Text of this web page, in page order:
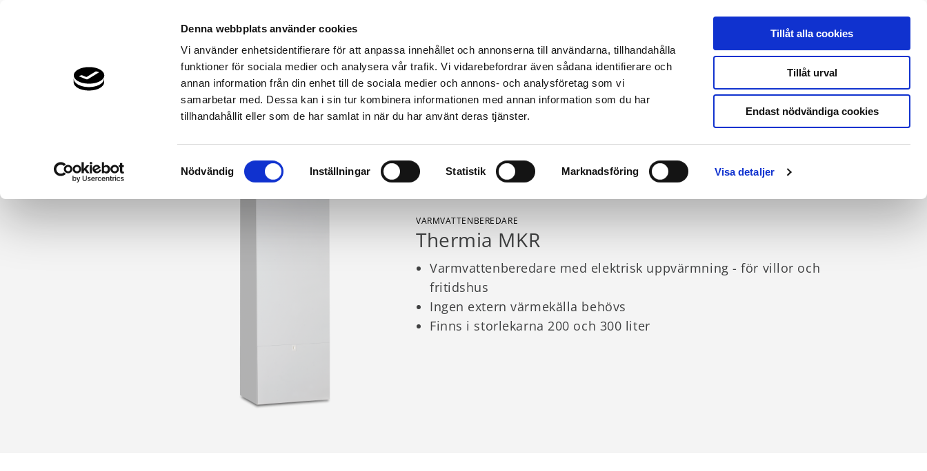
Denna webbplats använder cookies
Vi använder enhetsidentifierare för att anpassa innehållet och annonserna till användarna, tillhandahålla
funktioner för sociala medier och analysera vår trafik. Vi vidarebefordrar även sådana identifierare och
annan information från din enhet till de sociala medier och annons- och analysföretag som vi
samarbetar med. Dessa kan i sin tur kombinera informationen med annan information som du har
tillhandahållit eller som de har samlat in när du har använt deras tjänster.
Nödvändig Inställningar Statistik Marknadsföring Visa detaljer
Tillåt alla cookies
Tillåt urval
Endast nödvändiga cookies
Bergvärme & Jordvärme Luftvärme Värmepumpar & produkter Kunskap Fastighet Kontakt & support
VÄRMEPUMPAR & PRODUKTER VARMVATTENBEREDARE CURRENT:
MKR
VARMVATTENBEREDARE
Thermia MKR
Varmvattenberedare med elektrisk uppvärmning - för villor och
fritidshus
Ingen extern värmekälla behövs
Finns i storlekarna 200 och 300 liter